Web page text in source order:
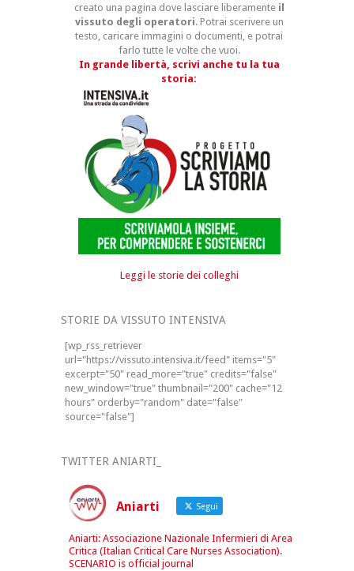
creato una pagina dove lasciare liberamenteil
vissuto degli operatori. Potrai scerivere un
testo, caricare immagini o documenti, e potrai
farlo tutte le volte che vuoi.
In grande libertà, scrivi anche tu la tua
storia:
Leggi le storie dei colleghi
STORIE DA VISSUTO INTENSIVA
[wp_rss_retriever
url="https://vissuto.intensiva.it/feed" items="5"
excerpt="50" read_more="true" credits="false"
new_window="true" thumbnail="200" cache="12
hours" orderby="random" date="false"
source="false"]
TWITTER ANIARTI_
Aniarti Segui
Aniarti: Associazione Nazionale Infermieri di Area
Critica (Italian Critical Care Nurses Association).
SCENARIO is official journal